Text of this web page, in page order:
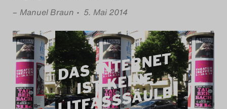
– Manuel Braun • 5. Mai 2014